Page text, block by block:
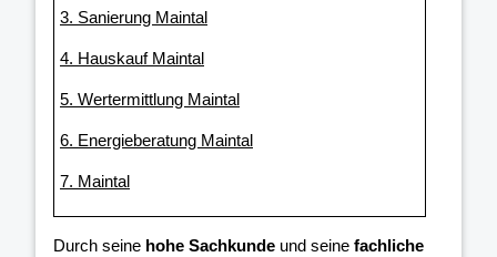
3. Sanierung Maintal
4. Hauskauf Maintal
5. Wertermittlung Maintal
6. Energieberatung Maintal
7. Maintal
Durch seine hohe Sachkunde und seine fachliche